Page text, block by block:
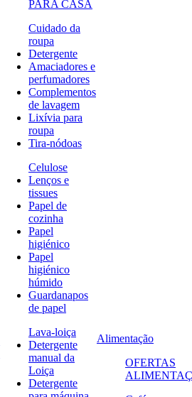
PARA CASA
Cuidado da
roupa
Detergente
Amaciadores e
perfumadores
Complementos
de lavagem
Lixívia para
roupa
Tira-nódoas
Celulose
Lenços e
tissues
Papel de
cozinha
Papel
higiénico
Papel
higiénico
húmido
Guardanapos
de papel
Lava-loiça
Detergente
manual da
Loiça
Detergente
Alimentação
OFERTAS